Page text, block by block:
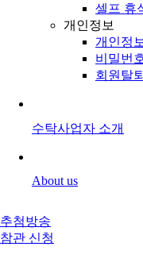
셀프 휴
개인정보
개인정
비밀번
회원탈퇴
수탁사업자 소개
About us
추첨방송
참관 신청